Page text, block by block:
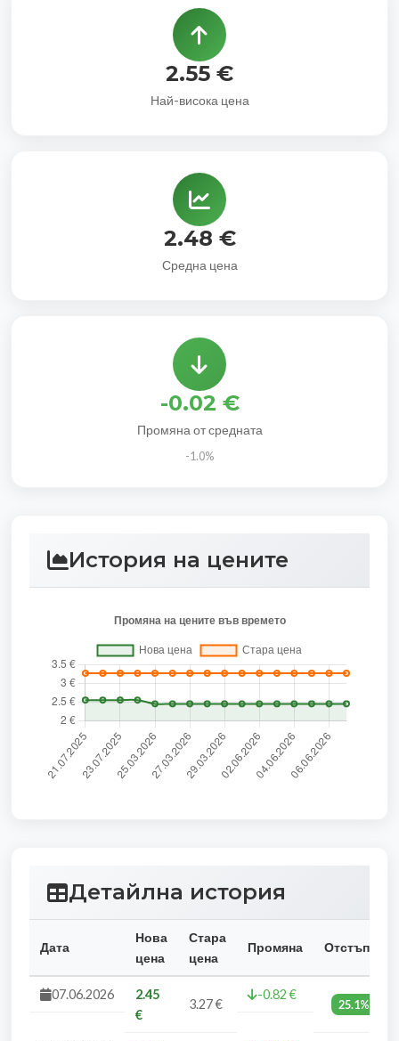
2.55 €
Най-висока цена
2.48 €
Средна цена
-0.02 €
Промяна от средната
-1.0%
История на цените
Детайлна история
Дата
Нова
цена
Стара
цена
Промяна Отстъпка
07.06.2026
2.45
€
3.27 €
-0.82 €
25.1%